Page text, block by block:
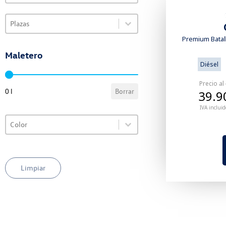
VO Selector de plazas
Select content
Select content
Maletero
VO Selector de maletero
0 l Borrar
VO Selector de color
Select content
Select content
Limpiar
Premium
Diésel
Precio
IVA